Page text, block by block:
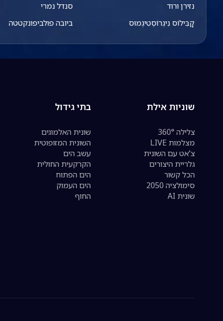
נזירן ורוד
קָבִּילוֹס נִיגְרוֹסְטִיגְמוּס
סנדל נמרי
ביובה פולביפונקטטה
שוניות אילת
צלילה 360°
מצלמות LIVE
צ'אט עם השונית
גלריית היצורים
הכל קשור
סימולציה 2050
שונית AI
בתי גידול
שונית האלמוגים
השונית המזופוטית
עשב הים
הקרקעית החולית
הים הפתוח
הים העמוק
החוף